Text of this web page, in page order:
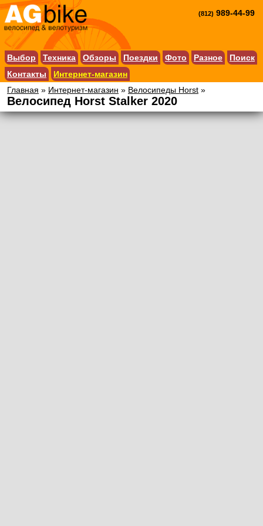
(812) 989-44-99
Выбор Техника Обзоры Поездки Фото Разное
Поиск
Контакты
Интернет-магазин
Главная » Интернет-магазин » Велосипеды Horst »
Велосипед Horst Stalker 2020